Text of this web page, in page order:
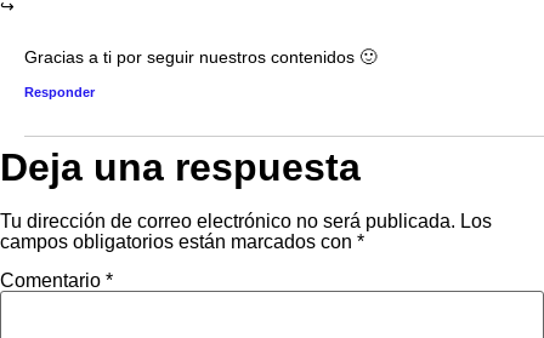
Gracias a ti por seguir nuestros contenidos 🙂
Responder
Deja una respuesta
Tu dirección de correo electrónico no será publicada. Los
campos obligatorios están marcados con *
Comentario *